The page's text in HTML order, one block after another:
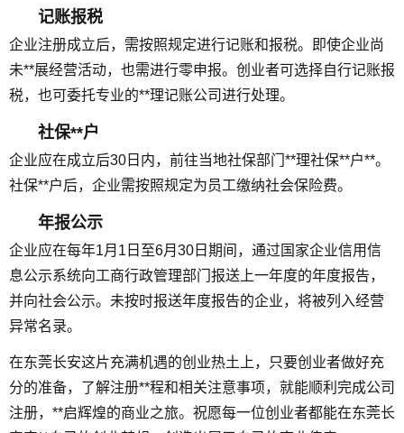
记账报税
企业注册成立后，需按照规定进行记账和报税。即使企业尚
未**展经营活动，也需进行零申报。创业者可选择自行记账报
税，也可委托专业的**理记账公司进行处理。
社保**户
企业应在成立后30日内，前往当地社保部门**理社保**户**。
社保**户后，企业需按照规定为员工缴纳社会保险费。
年报公示
企业应在每年1月1日至6月30日期间，通过国家企业信用信
息公示系统向工商行政管理部门报送上一年度的年度报告，
并向社会公示。未按时报送年度报告的企业，将被列入经营
异常名录。
在东莞长安这片充满机遇的创业热土上，只要创业者做好充
分的准备，了解注册**程和相关注意事项，就能顺利完成公司
注册，**启辉煌的商业之旅。祝愿每一位创业者都能在东莞长